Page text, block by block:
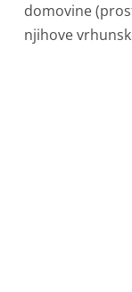
domovine
njihove